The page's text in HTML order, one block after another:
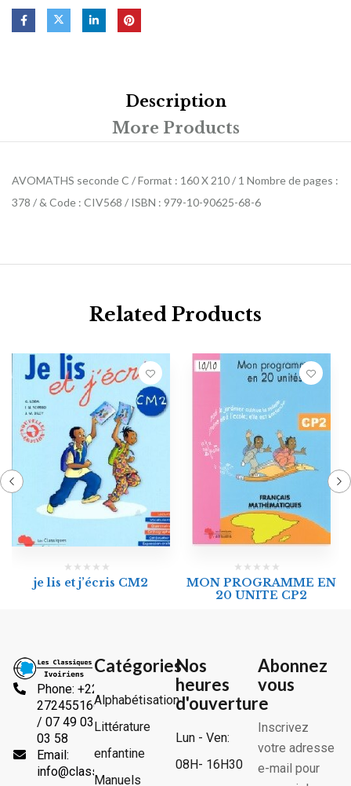
Description
More Products
AVOMATHS seconde C / Format : 160 X 210 / 1 Nombre de pages :
378 / & Code : CIV568 / ISBN : 979-10-90625-68-6
Related Products
je lis et j’écris CM2
MON PROGRAMME EN
20 UNITE CP2
Phone: +225
2724551666
/ 07 49 03
03 58
Email:
info@classiquesivoiriens.com
Catégories
Alphabétisation
Littérature
enfantine
Manuels
Nos
heures
d'ouverture
Lun - Ven:
08H- 16H30
Abonnez
vous
Inscrivez
votre adresse
e-mail pour